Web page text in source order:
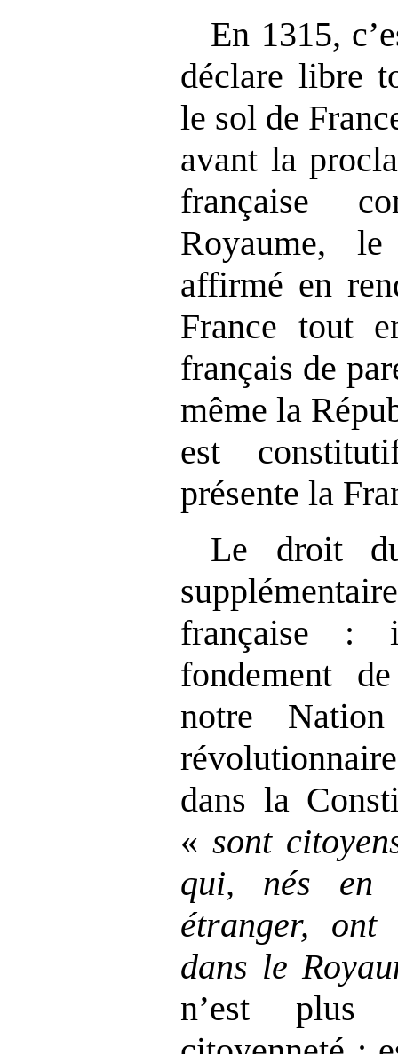
En 1315,
déclare libre
le sol de
avant la
française
Royaume,
affirmé en
France tout
français de
même la
est
présente la
Le droit
française :
fondement
notre
dans la
«sont
qui, nés en
étranger,
dans le
n’est plus